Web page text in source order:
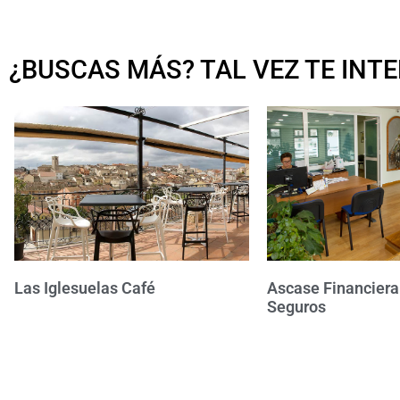
¿BUSCAS MÁS? TAL VEZ TE
Las Iglesuelas Café
Ascase
Seguros